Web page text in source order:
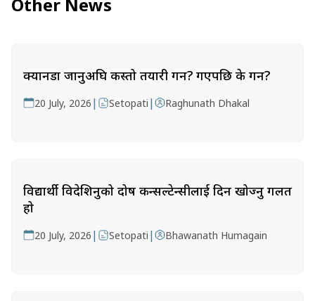
क्यानडा जानुअघि कस्तो तयारी गर्ने? गएपछि के गर्ने?
20 July, 2026 | Setopati | Raghunath Dhakal
विद्यार्थी विदेशिनुको दोष कन्सल्टेन्सीलाई दिन खोज्नु गलत
हो
20 July, 2026 | Setopati | Bhawanath Humagain